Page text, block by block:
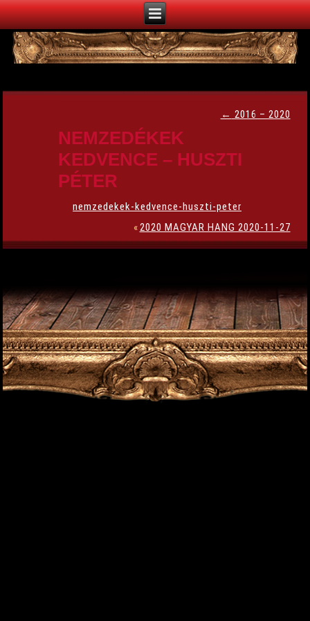
← 2016 – 2020
NEMZEDÉKEK
KEDVENCE – HUSZTI
PÉTER
nemzedekek-kedvence-huszti-peter
«2020 MAGYAR HANG 2020-11-27